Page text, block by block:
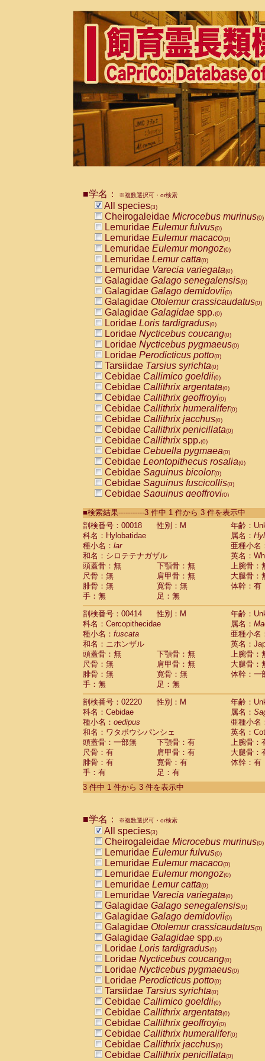
■学名： ※複数選択可・or検索
All species(3)
Cheirogaleidae Microcebus murinus(0)
Lemuridae Eulemur fulvus(0)
Lemuridae Eulemur macaco(0)
Lemuridae Eulemur mongoz(0)
Lemuridae Lemur catta(0)
Lemuridae Varecia variegata(0)
Galagidae Galago senegalensis(0)
Galagidae Galago demidovii(0)
Galagidae Otolemur crassicaudatus(0)
Galagidae Galagidae spp.(0)
Loridae Loris tardigradus(0)
Loridae Nycticebus coucang(0)
Loridae Nycticebus pygmaeus(0)
Loridae Perodicticus potto(0)
Tarsiidae Tarsius syrichta(0)
Cebidae Callimico goeldii(0)
Cebidae Callithrix argentata(0)
Cebidae Callithrix geoffroyi(0)
Cebidae Callithrix humeralifer(0)
Cebidae Callithrix jacchus(0)
Cebidae Callithrix penicillata(0)
Cebidae Callithrixspp.(0)
Cebidae Cebuella pygmaea(0)
Cebidae Leontopithecus rosalia(0)
Cebidae Saguinus bicolor(0)
Cebidae Saguinus fuscicollis(0)
Cebidae Saguinus geoffroyi(0)
CebidaeSaguinus labiatus(0)
Cebidae Saguinus leucopus (0)
CebidaeSaguinus midas
Cebidae
CebidaeSaguinus nigricollis (0)
Cebidae Saguinus oedipus
Cebidae Saguinus weddelli
Cebidae Saguinusspp.
Cebidae Aotus trivirgatus
Cebidae Cebus albifrons
CebidaeCebus apella
Cebidae
CebidaeCebus nigrivittatus
Cebidae Cebusspp.(0)
Cebidae Saimiri boliviensis
Cebidae Saimiri sciureus
Atelidae Alouatta caraya
AtelidaeAlouatta fusca
AtelidaeAlouatta seniculus
Atelidae
Atelidae Ateles belzebuth
Atelidae Ateles geoffroyi
Atelidae Ateles paniscus
Atelidae Atelesspp.
Atelidae Lagothrix lagothricha
AtelidaeLagothrix lagothricha cana(0)
PitheciidaeCacajao calvus
Pitheciidae
Pitheciidae Callicebus moloch
PitheciidaeCallicebus torquatus
PitheciidaeCallicebusspp.(0)
PitheciidaeChiropotes satanas
PitheciidaePithecia monachus
PitheciidaePithecia pithecia(0)
CercopithecidaeCercocebus agilis
CercopithecidaeCercocebus
CercopithecidaeCercocebus
CercopithecidaeCercocebus
CercopithecidaeCercocebus
CercopithecidaeCercocebus
CercopithecidaeCercocebus
CercopithecidaeLophocebus
CercopithecidaePapio anubis(0)
CercopithecidaePapio cynocephalus
Cercopithecidae Papio hamadryas
CercopithecidaePapio papio
CercopithecidaePapiospp.(0)
CercopithecidaeMandrillus
CercopithecidaeMandrillus sphinx
CercopithecidaeTheropithecus
CercopithecidaeMacaca arctoides
■検索結果-----------3 件中 1 件から 3 件を表示中
剖検番号：00018
性別：M
年齢：
科名：Hylobatidae
属名：
種小名： lar
亜種小名
和名：シロテテナガザル
英名：
頭蓋骨：無
下顎骨：無
上腕骨：
尺骨：無
肩甲骨：無
大腿骨：
腓骨：無
寛骨：無
体幹：有
手：無
足：無
剖検番号：00414
性別：M
年齢：
科名：Cercopithecidae
属名：
種小名： fuscata
亜種小名
和名：ニホンザル
英名：
頭蓋骨：無
下顎骨：無
上腕骨：
尺骨：無
肩甲骨：無
大腿骨：
腓骨：無
寛骨：無
体幹：一
手：無
足：無
剖検番号：02220
性別：M
年齢：
科名：Cebidae
属名：
種小名： oedipus
亜種小名
和名：ワタボウシパンシェ
英名：
頭蓋骨：一部無
下顎骨：有
上腕骨：
尺骨：有
肩甲骨：有
大腿骨：
腓骨：有
寛骨：有
体幹：有
手：有
足：有
3 件中 1 件から 3 件を表示中
■学名： ※複数選択可・or検索
All species(3)
Cheirogaleidae Microcebus murinus(0)
Lemuridae Eulemur fulvus(0)
Lemuridae Eulemur macaco(0)
Lemuridae Eulemur mongoz(0)
Lemuridae Lemur catta(0)
Lemuridae Varecia variegata(0)
Galagidae Galago senegalensis(0)
Galagidae Galago demidovii(0)
Galagidae Otolemur crassicaudatus(0)
Galagidae Galagidae spp.(0)
Loridae Loris tardigradus(0)
Loridae Nycticebus coucang(0)
Loridae Nycticebus pygmaeus(0)
Loridae Perodicticus potto(0)
Tarsiidae Tarsius syrichta(0)
Cebidae Callimico goeldii(0)
Cebidae Callithrix argentata(0)
Cebidae Callithrix geoffroyi(0)
Cebidae Callithrix humeralifer(0)
Cebidae Callithrix jacchus(0)
Cebidae Callithrix penicillata(0)